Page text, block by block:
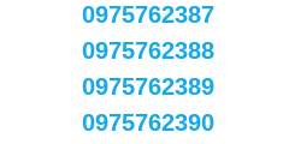
0975762387
0975762388
0975762389
0975762390